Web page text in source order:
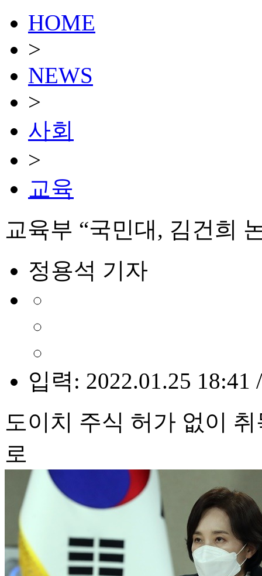
HOME
>
NEWS
>
사회
>
교육
교육부 “국민대, 김건희
정용석 기자
입력: 2022.01.25 18:41
도이치 주식 허가 없이
로